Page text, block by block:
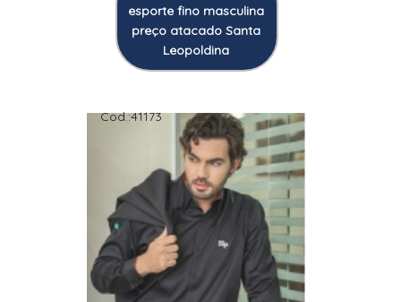
esporte fino masculina
preço atacado Santa
Leopoldina
Cod.:41173